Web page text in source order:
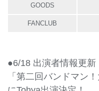
GOODS
FANCLUB
●6/18 出演者情報更
「第二回バンドマン